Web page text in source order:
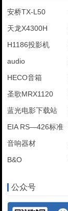
安桥TX-L50
天龙X4300H
H1186投影机
audio
HECO音箱
圣歌MRX1120
蓝光电影下载站
EIA RS—426标准
音响器材
B&O
公众号